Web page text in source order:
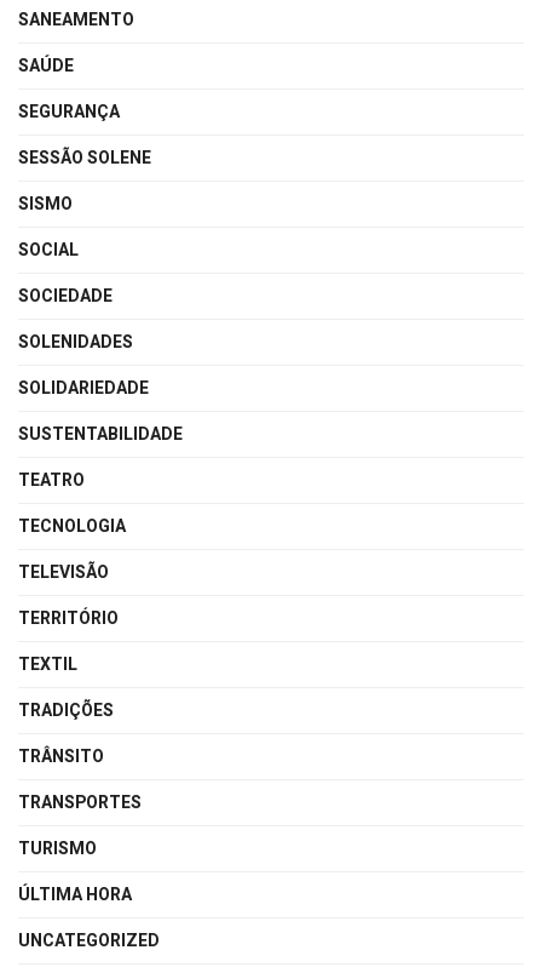
SANEAMENTO
SAÚDE
SEGURANÇA
SESSÃO SOLENE
SISMO
SOCIAL
SOCIEDADE
SOLENIDADES
SOLIDARIEDADE
SUSTENTABILIDADE
TEATRO
TECNOLOGIA
TELEVISÃO
TERRITÓRIO
TEXTIL
TRADIÇÕES
TRÂNSITO
TRANSPORTES
TURISMO
ÚLTIMA HORA
UNCATEGORIZED